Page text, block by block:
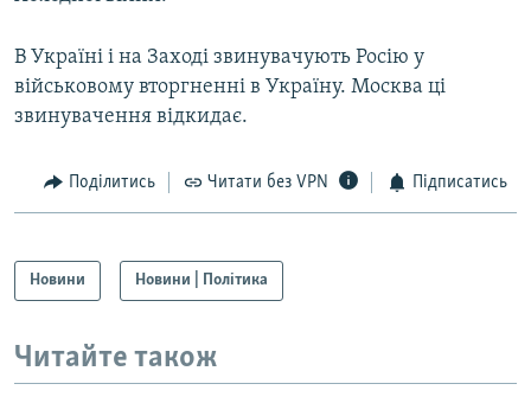
В Україні і на Заході звинувачують Росію у
військовому вторгненні в Україну. Москва ці
звинувачення відкидає.
Поділитись Читати без VPN Підписатись
Новини Новини | Політика
Читайте також